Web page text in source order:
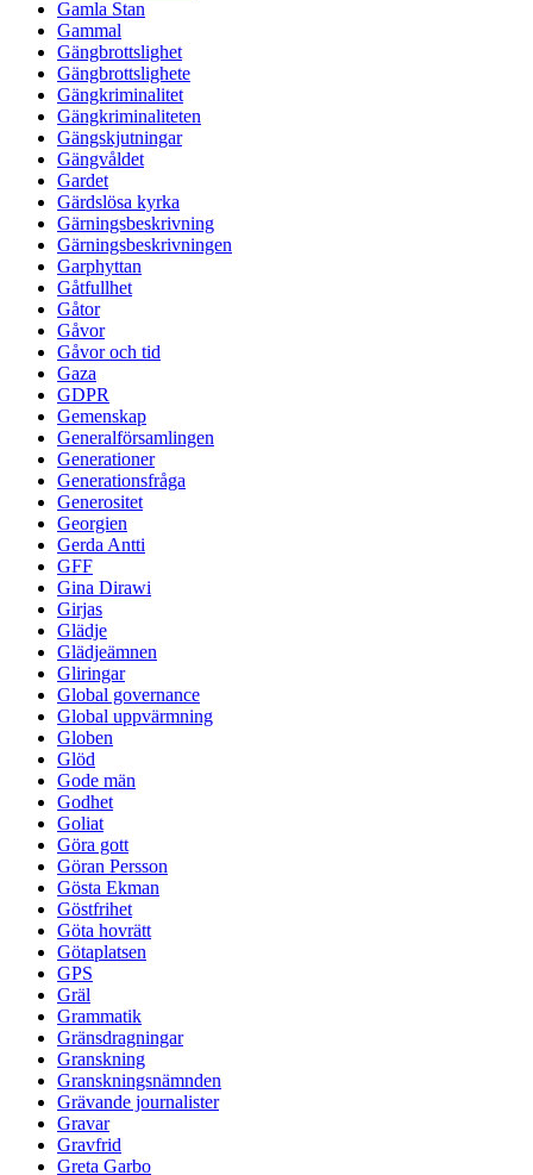
Gamla Stan
Gammal
Gängbrottslighet
Gängbrottslighete
Gängkriminalitet
Gängkriminaliteten
Gängskjutningar
Gängvåldet
Gardet
Gärdslösa kyrka
Gärningsbeskrivning
Gärningsbeskrivningen
Garphyttan
Gåtfullhet
Gåtor
Gåvor
Gåvor och tid
Gaza
GDPR
Gemenskap
Generalförsamlingen
Generationer
Generationsfråga
Generositet
Georgien
Gerda Antti
GFF
Gina Dirawi
Girjas
Glädje
Glädjeämnen
Gliringar
Global governance
Global uppvärmning
Globen
Glöd
Gode män
Godhet
Goliat
Göra gott
Göran Persson
Gösta Ekman
Göstfrihet
Göta hovrätt
Götaplatsen
GPS
Gräl
Grammatik
Gränsdragningar
Granskning
Granskningsnämnden
Grävande journalister
Gravar
Gravfrid
Greta Garbo